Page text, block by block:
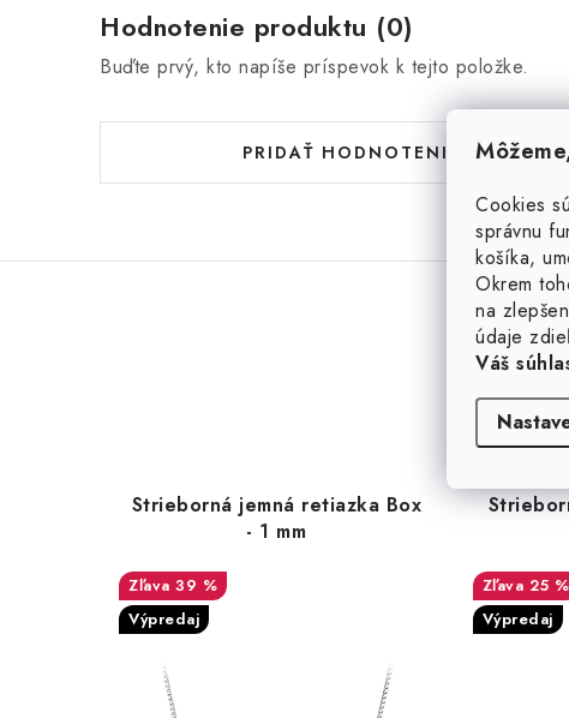
Cookies
správnu
košíka,
Okrem
na
údaje
Váš
Hodnotenie produktu (0)
Buďte prvý, kto napíše príspevok k tejto položke.
PRIDAŤ HODNOTENIE
Strieborná jemná retiazka Box
- 1 mm
39 %
Výpredaj
25 %
Výpredaj